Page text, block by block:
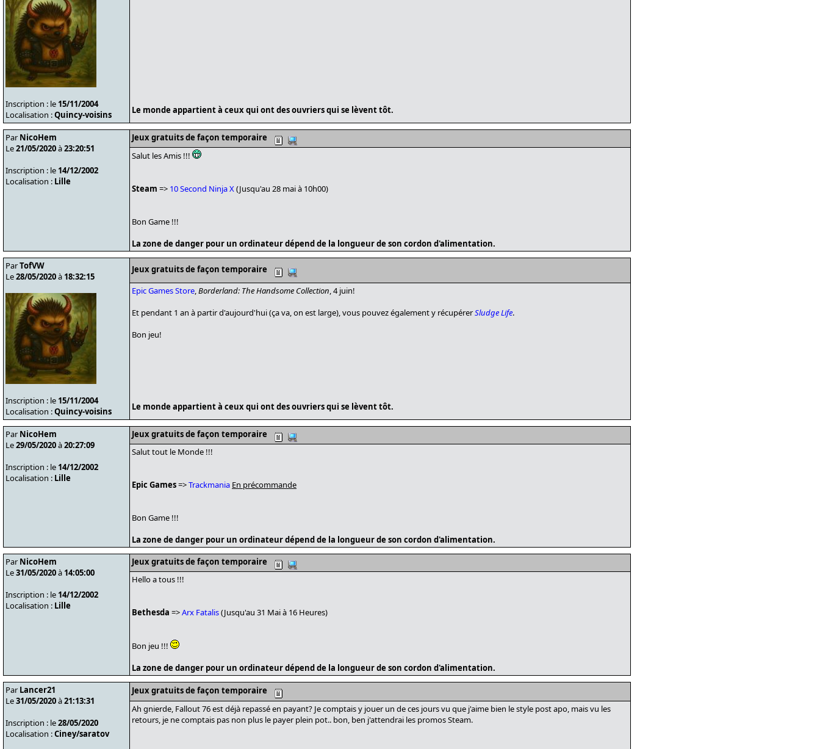
Inscription : le 15/11/2004
Localisation :Quincy-voisins Le monde appartient à ceux qui ont des ouvriers qui se lèvent tôt.
Par NicoHem
Le21/05/2020à23:20:51
Inscription : le 14/12/2002
Localisation : Lille
Jeux gratuits de façon temporaire
Salut les Amis !!!
Steam => 10 Second Ninja X(Jusqu'au 28 mai à 10h00)
Bon Game !!!
La zone de danger pour un ordinateur dépend de la longueur de son cordon d'alimentation.
ParTofVW
Le28/05/2020à 18:32:15
Inscription : le 15/11/2004
Localisation :Quincy-voisins
Jeux gratuits de façon temporaire
Epic Games Store,Borderland: The Handsome Collection, 4 juin!
Et pendant 1 an à partir d'aujourd'hui (ça va, on est large), vous pouvez également y récupérerSludge Life.
Bon jeu!
Le monde appartient à ceux qui ont des ouvriers qui se lèvent tôt.
Par NicoHem
Le29/05/2020à20:27:09
Inscription : le 14/12/2002
Localisation : Lille
Jeux gratuits de façon temporaire
Salut tout le Monde !!!
Epic Games=>Trackmania En précommande
Bon Game !!!
La zone de danger pour un ordinateur dépend de la longueur de son cordon d'alimentation.
Par NicoHem
Le31/05/2020à 14:05:00
Inscription : le 14/12/2002
Localisation : Lille
Jeux gratuits de façon temporaire
Hello a tous !!!
Bethesda =>Arx Fatalis(Jusqu'au 31 Mai à 16 Heures)
Bon jeu !!!
La zone de danger pour un ordinateur dépend de la longueur de son cordon d'alimentation.
Par Lancer21
Le31/05/2020à21:13:31
Inscription : le28/05/2020
Localisation :Ciney/saratov
Jeux gratuits de façon temporaire
Ah gnierde, Fallout 76 est déjà repassé en payant? Je comptais y jouer un de ces jours vu que j'aime bien le style post apo, mais vu les
retours, je ne comptais pas non plus le payer plein pot.. bon, ben j'attendrai les promos Steam.